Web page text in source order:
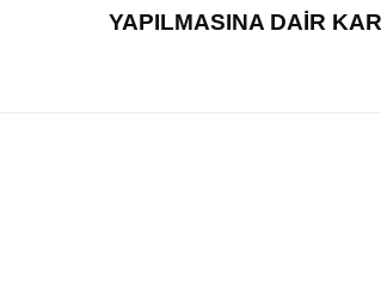
YAPILMASINA DAİR